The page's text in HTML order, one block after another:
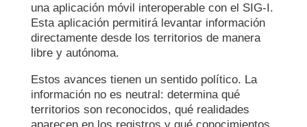
una aplicación móvil interoperable con el SIG-I.
Esta aplicación permitirá levantar información
directamente desde los territorios de manera
libre y autónoma.
Estos avances tienen un sentido político. La
información no es neutral: determina qué
territorios son reconocidos, qué realidades
aparecen en los registros y qué conocimientos